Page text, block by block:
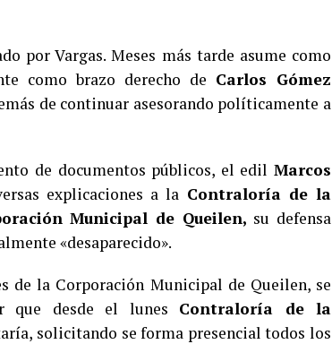
por Vargas. Meses más tarde asume como
como brazo derecho de Carlos Gómez
de continuar asesorando políticamente a
de documentos públicos, el edil Marcos
explicaciones a la Contraloría de la
Municipal de Queilen, su defensa
«desaparecido».
de la Corporación Municipal de Queilen, se
que desde el lunes Contraloría de la
solicitando se forma presencial todos los